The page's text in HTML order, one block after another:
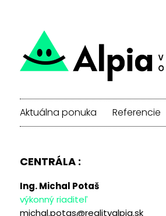
Aktuálna ponuka Referencie
CENTRÁLA :
Ing. Michal Potaš
výkonný riaditeľ
michal.potas@realityalpia.sk